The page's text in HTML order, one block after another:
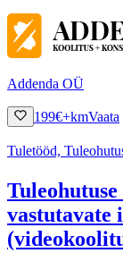
Addenda OÜ
199€+kmVaata
Tuletööd,
vastutavate